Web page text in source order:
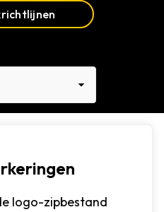
logo-zipbestand